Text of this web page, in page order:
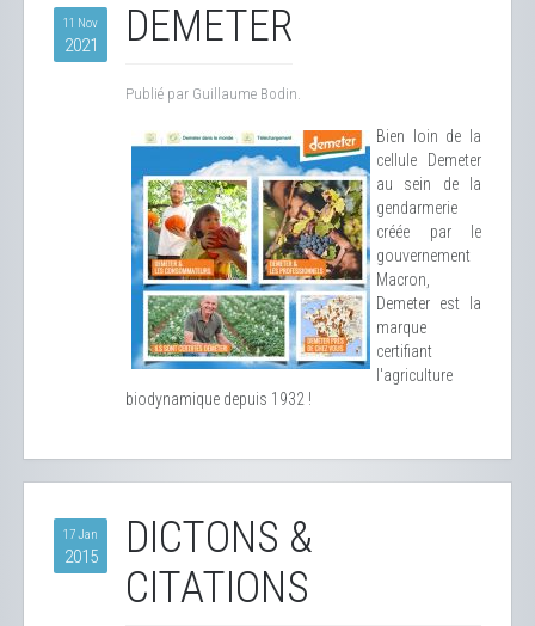
11 Nov
2021 DEMETER
Publié par Guillaume Bodin.
Bien loin de la
cellule Demeter
au sein de la
gendarmerie
créée par le
gouvernement
Macron,
Demeter est la
marque
certifiant
l'agriculture
biodynamique depuis 1932 !
17 Jan
2015
DICTONS &
CITATIONS